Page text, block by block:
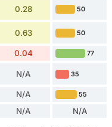
0.28 50
0.63 50
0.04 77
N/A 35
N/A 55
N/A N/A